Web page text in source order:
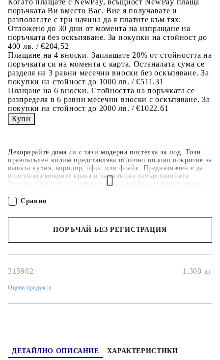
Декорирайте дома си с тази модерна постелка за под. Този
правоъгълен килим представлява отлично подово покритие за
вашата кухня, коридор, офис или фоайе. Предназначен е да
подсушава мокрите крака и за задържа замърсяванията.
Горната част е изработена от мека кадифена материя, която
плъзгане латексова основа гарантира, че килимът се
придържа здраво към пода за безопасност. Той е гъвкав и
се пере в машина.
поръчката Ви вместо Вас. Вие я получавате и
разполагате с три начина да я платите към тях:
Отложено до 30 дни от момента на изпращане на
поръчката без оскъпяване. За покупки на стойност до
400 лв. / €204,52
Плащане на 4 вноски. Заплащате 20% от стойността на
поръчката си на момента с карта. Останалата сума се
разделя на 3 равни месечни вноски без оскъпяване. За
покупки на стойност до 1000 лв. / €511.31
Плащане на 6 вноски. Стойността на поръчката се
разпределя в 6 равни месечни вноски с оскъпяване. За
покупки на стойност до 2000 лв. / €1022.61
ПОРЪЧАЙ БЕЗ РЕГИСТРАЦИЯ
315982 1.300 кг
Оцени продукта
Сравни
ДЕТАЙЛНО ОПИСАНИЕ
ХАРАКТЕРИСТИКИ